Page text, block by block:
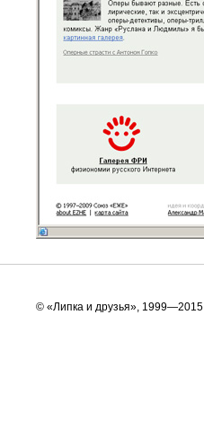
© «Липка и друзья», 1999—2015